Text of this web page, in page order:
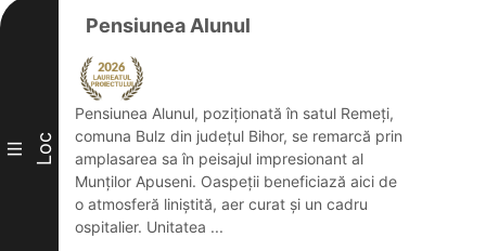
III Loc
Pensiunea Alunul
Pensiunea Alunul, poziționată în satul Remeți,
comuna Bulz din județul Bihor, se remarcă prin
amplasarea sa în peisajul impresionant al
Munților Apuseni. Oaspeții beneficiază aici de
o atmosferă liniștită, aer curat și un cadru
ospitalier. Unitatea ...